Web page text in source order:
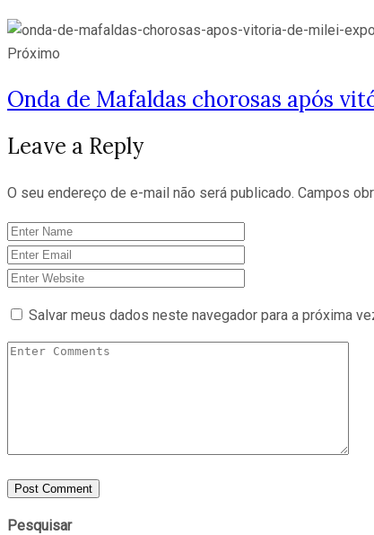
Próximo
Onda de Mafaldas chorosas após
Leave a Reply
O seu endereço de e-mail não será publicado. Campos
Salvar meus dados neste navegador para a próxima
Pesquisar